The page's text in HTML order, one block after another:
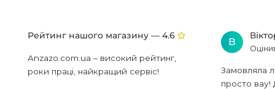
Рейтинг нашого магазину — 4.6
Anzazo.com.ua – високий рейтинг,
роки праці, найкращий сервіс!
В
Замовляла
просто вау!